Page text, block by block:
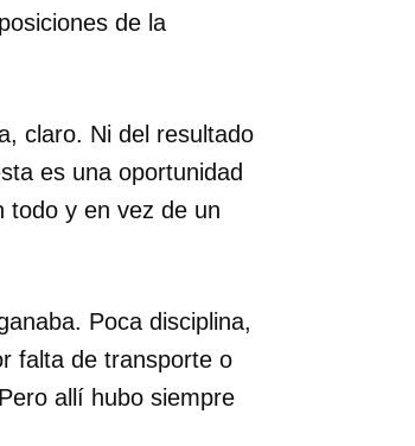
de la
claro. Ni del resultado
es una oportunidad
todo y en vez de un
Poca disciplina,
falta de transporte o
allí hubo siempre